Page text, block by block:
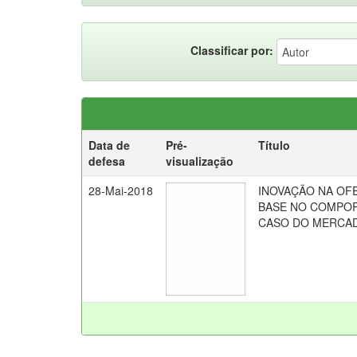
Classificar por:
Data de
defesa
Pré-
visualização
Título
28-Mai-2018
INOVAÇÃO NA
BASE NO
CASO DO